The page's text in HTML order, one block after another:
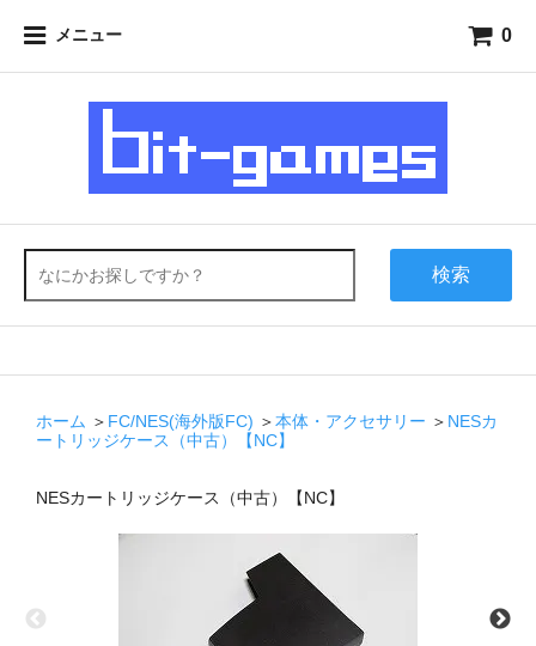
メニュー 0
検索
ホーム ＞ FC/NES(海外版FC) ＞本体・アクセサリー ＞ NESカ
ートリッジケース（中古）【NC】
NESカートリッジケース（中古）【NC】